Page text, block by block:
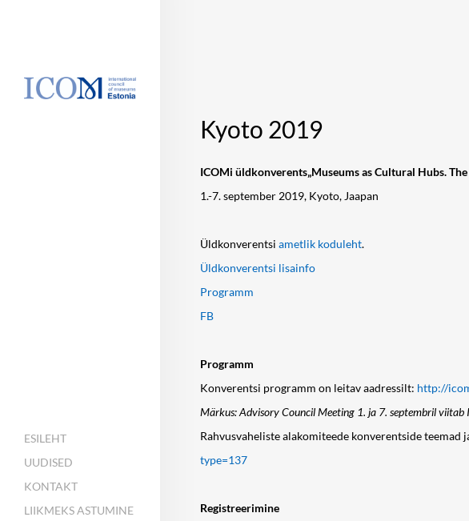
ESILEHT
UUDISED
KONTAKT
LIIKMEKS ASTUMINE
Kyoto 2019
ICOMi üldkonverents„Museums as Cultural Hubs.
1.-7. september 2019, Kyoto, Jaapan
Üldkonverentsi ametlik koduleht.
Üldkonverentsi lisainfo
Programm
FB
Programm
Konverentsi programm on leitav aadressilt: http://
Märkus: Advisory Council Meeting 1. ja 7. septembril
Rahvusvaheliste alakomiteede konverentside
type=137
Registreerimine